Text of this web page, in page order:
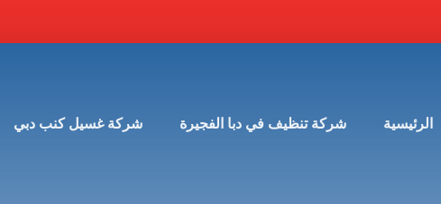
الرئيسية شركة تنظيف في دبا الفجيرة شركة غسيل كنب دبي